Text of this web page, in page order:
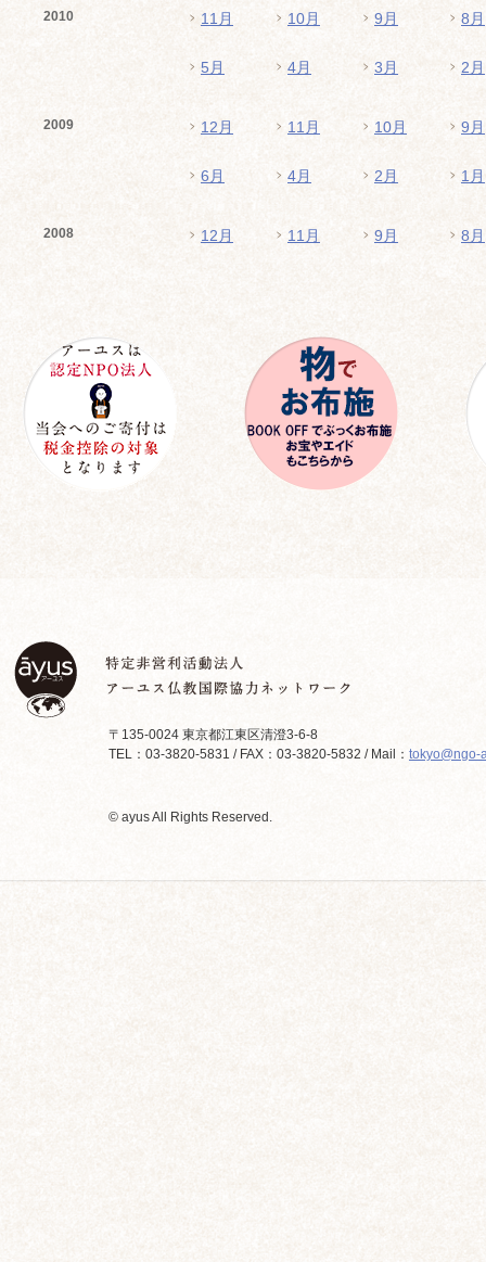
2010 11月 10月 9月 8月
5月 4月 3月 2月
2009 12月 11月 10月 9月
6月 4月 2月 1月
2008 12月 11月 9月 8月
〒135-0024 東京都江東区清澄3-6-8
TEL：03-3820-5831 / FAX：03-3820-5832 / Mail： tokyo@ngo-
© ayus All Rights Reserved.